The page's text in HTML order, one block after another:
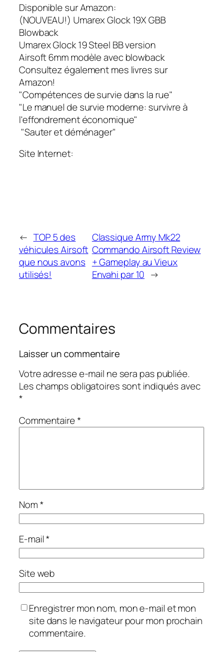
Disponible sur Amazon:
(NOUVEAU!) Umarex Glock 19X GBB
Blowback
Umarex Glock 19 Steel BB version
Airsoft 6mm modèle avec blowback
Consultez également mes livres sur
Amazon!
"Compétences de survie dans la rue"
"Le manuel de survie moderne: survivre à
l'effondrement économique"
"Sauter et déménager"
Site Internet:
← TOP 5 des
véhicules Airsoft
que nous avons
utilisés!
Classique Army Mk22
Commando Airsoft Review
+ Gameplay au Vieux
Envahi par 10 →
Commentaires
Laisser un commentaire
Votre adresse e-mail ne sera pas publiée.
Les champs obligatoires sont indiqués avec
*
Commentaire*
Nom*
E-mail*
Site web
Enregistrer mon nom, mon e-mail et mon
site dans le navigateur pour mon prochain
commentaire.